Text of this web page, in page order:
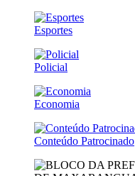
Esportes
Policial
Economia
Conteúdo Patrocinado